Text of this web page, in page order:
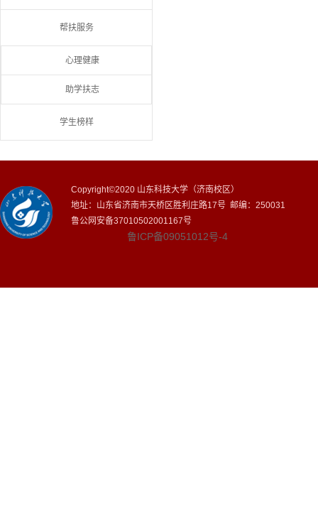
帮扶服务
心理健康
助学扶志
学生榜样
Copyright©2020 山东科技大学（济南校区）
地址：山东省济南市天桥区胜利庄路17号 邮编：250031
鲁公网安备37010502001167号
鲁ICP备09051012号-4